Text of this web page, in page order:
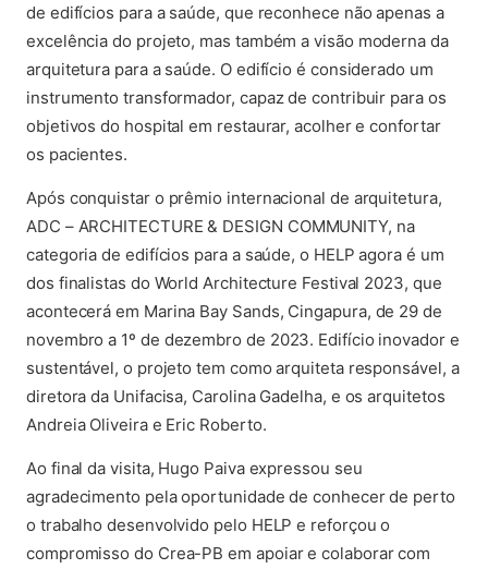
de edifícios para a saúde, que reconhece não apenas a
excelência do projeto, mas também a visão moderna da
arquitetura para a saúde. O edifício é considerado um
instrumento transformador, capaz de contribuir para os
objetivos do hospital em restaurar, acolher e confortar
os pacientes.
Após conquistar o prêmio internacional de arquitetura,
ADC – ARCHITECTURE & DESIGN COMMUNITY, na
categoria de edifícios para a saúde, o HELP agora é um
dos finalistas do World Architecture Festival 2023, que
acontecerá em Marina Bay Sands, Cingapura, de 29 de
novembro a 1º de dezembro de 2023. Edifício inovador e
sustentável, o projeto tem como arquiteta responsável, a
diretora da Unifacisa, Carolina Gadelha, e os arquitetos
Andreia Oliveira e Eric Roberto.
Ao final da visita, Hugo Paiva expressou seu
agradecimento pela oportunidade de conhecer de perto
o trabalho desenvolvido pelo HELP e reforçou o
compromisso do Crea-PB em apoiar e colaborar com